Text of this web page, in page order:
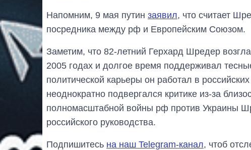
Напомним, 9 мая путин заявил, что считает
посредника между рф и Европейским Союзом.
Заметим, что 82-летний Герхард Шредер
2005 годах и долгое время поддерживал
политической карьеры он работал в
неоднократно подвергался критике из-за
полномасштабной войны рф против Украины
российского руководства.
Подпишитесь на наш Telegram-канал, чтоб